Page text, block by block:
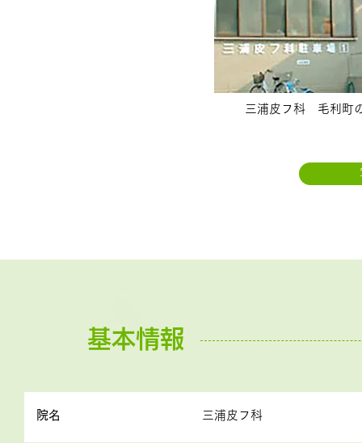
三浦皮フ科 毛利町
基本情報
院名 三浦皮フ科